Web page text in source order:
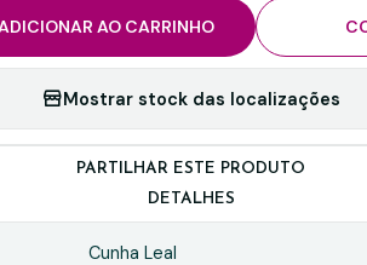
AO CARRINHO
Mostrar stock das localizações
PARTILHAR ESTE PRODUTO
DETALHES
Cunha Leal